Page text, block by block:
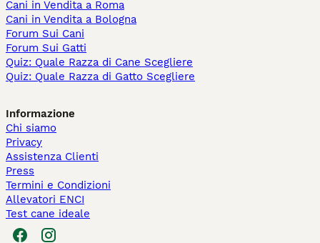
Cani in Vendita a Roma
Cani in Vendita a Bologna
Forum Sui Cani
Forum Sui Gatti
Quiz: Quale Razza di Cane Scegliere
Quiz: Quale Razza di Gatto Scegliere
Informazione
Chi siamo
Privacy
Assistenza Clienti
Press
Termini e Condizioni
Allevatori ENCI
Test cane ideale